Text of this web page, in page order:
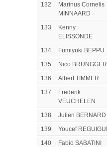
132
Marinus Cornelis
MINNAARD
133
Kenny
ELISSONDE
134 Fumiyuki BEPPU
135
Nico BRÜNGGER
136
Albert TIMMER
137
Frederik
VEUCHELEN
138 Julien BERNARD
139
Youcef REGUIGUI
140
Fabio SABATINI